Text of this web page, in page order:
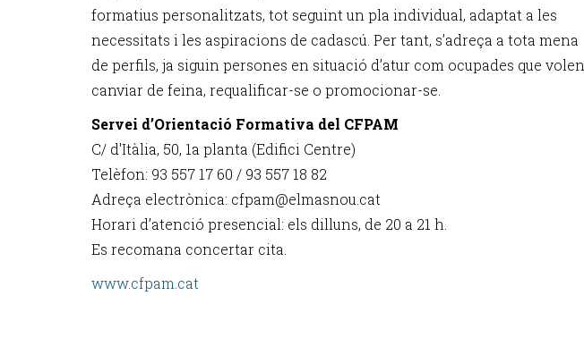
formatius personalitzats, tot seguint un pla individual, adaptat a les
necessitats i les aspiracions de cadascú. Per tant, s’adreça a tota mena
de perfils, ja siguin persones en situació d’atur com ocupades que volen
canviar de feina, requalificar-se o promocionar-se.
Servei d’Orientació Formativa del CFPAM
C/ d'Itàlia, 50, 1a planta (Edifici Centre)
Telèfon: 93 557 17 60 / 93 557 18 82
Adreça electrònica: cfpam@elmasnou.cat
Horari d’atenció presencial: els dilluns, de 20 a 21 h.
Es recomana concertar cita.
www.cfpam.cat